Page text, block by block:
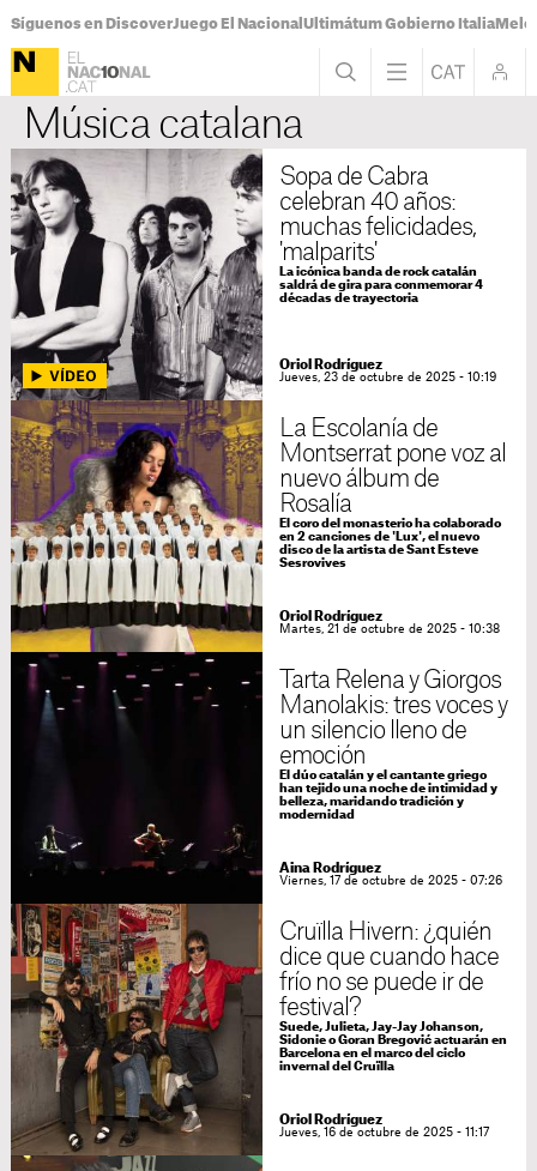
Síguenos en DiscoverJuego El Nacional Ultimátum Gobierno Italia
Música catalana
Sopa de Cabra
celebran 40 años:
muchas felicidades,
'malparits'
La icónica banda de rock catalán
saldrá de gira para conmemorar 4
décadas de trayectoria
Oriol Rodríguez
Jueves, 23 de octubre de 2025 - 10:19
La Escolanía de
Montserrat pone voz al
nuevo álbum de
Rosalía
El coro del monasterio ha colaborado
en 2 canciones de 'Lux', el nuevo
disco de la artista de Sant Esteve
Sesrovives
Oriol Rodríguez
Martes, 21 de octubre de 2025 - 10:38
Tarta Relena y Giorgos
Manolakis: tres voces y
un silencio lleno de
emoción
El dúo catalán y el cantante griego
han tejido una noche de intimidad y
belleza, maridando tradición y
modernidad
Aina Rodríguez
Viernes, 17 de octubre de 2025 - 07:26
Cruïlla Hivern: ¿quién
dice que cuando hace
frío no se puede ir de
festival?
Suede, Julieta, Jay-Jay Johanson,
Sidonie o Goran Bregović actuarán en
Barcelona en el marco del ciclo
invernal del Cruïlla
Oriol Rodríguez
Jueves, 16 de octubre de 2025 - 11:17